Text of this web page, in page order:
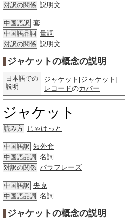
対訳の関係 説明文
中国語訳 套
中国語品詞 量詞
対訳の関係 説明文
ジャケットの概念の説明
日本語での
説明
ジャケット[ジャケット]
レコードのカバー
ジャケット
読み方 じゃけっと
中国語訳 短外套
中国語品詞 名詞
対訳の関係 パラフレーズ
中国語訳 夹克
中国語品詞 名詞
ジャケットの概念の説明